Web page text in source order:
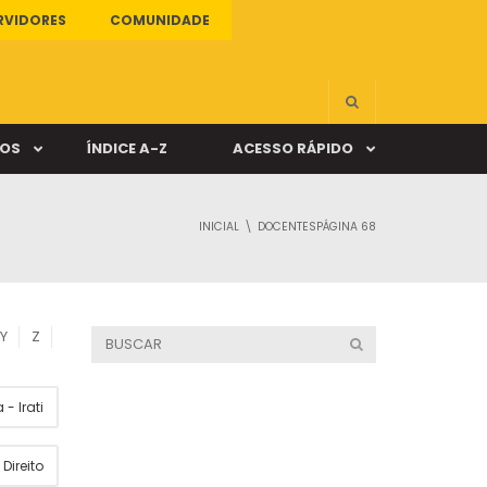
COMUNIDADE
ÍNDICE A-Z ACESSO RÁPIDO
INICIAL DOCENTESPÁGINA 68
Y Z
- Irati
Direito